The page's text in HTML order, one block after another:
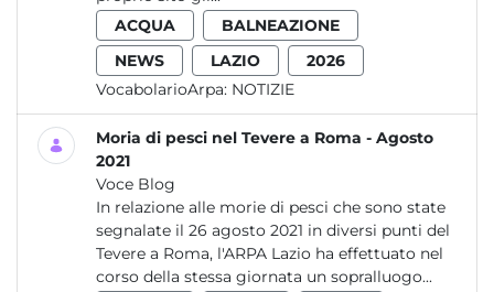
ACQUA
BALNEAZIONE
NEWS
LAZIO
2026
VocabolarioArpa: NOTIZIE
Moria di pesci nel Tevere a Roma - Agosto
2021
Voce Blog
In relazione alle morie di pesci che sono state
segnalate il 26 agosto 2021 in diversi punti del
Tevere a Roma, l'ARPA Lazio ha effettuato nel
corso della stessa giornata un sopralluogo...